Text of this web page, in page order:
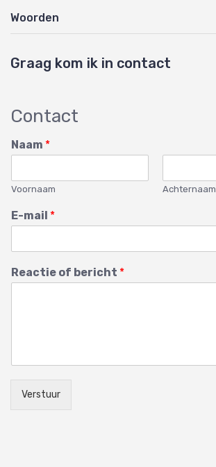
Woorden
Graag kom ik in contact
Contact
Naam *
Voornaam Achternaam
E-mail *
Reactie of bericht *
Verstuur